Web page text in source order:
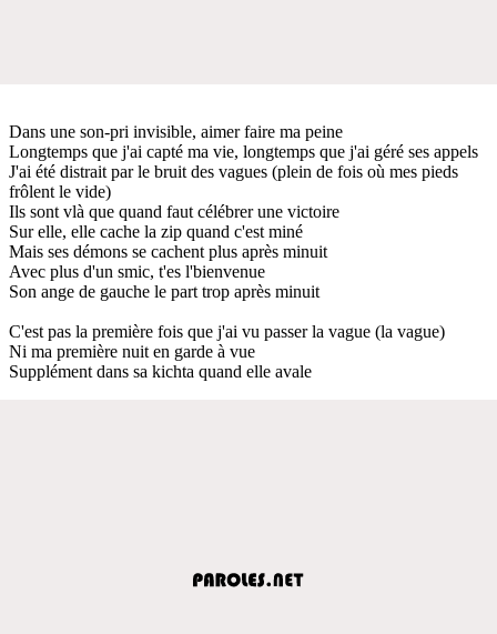
Dans une son-pri invisible, aimer faire ma peine
Longtemps que j'ai capté ma vie, longtemps que j'ai géré ses appels
J'ai été distrait par le bruit des vagues (plein de fois où mes pieds
frôlent le vide)
Ils sont vlà que quand faut célébrer une victoire
Sur elle, elle cache la zip quand c'est miné
Mais ses démons se cachent plus après minuit
Avec plus d'un smic, t'es l'bienvenue
Son ange de gauche le part trop après minuit
C'est pas la première fois que j'ai vu passer la vague (la vague)
Ni ma première nuit en garde à vue
Supplément dans sa kichta quand elle avale